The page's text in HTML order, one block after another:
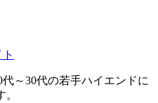
代～30代の若手ハイエンドに